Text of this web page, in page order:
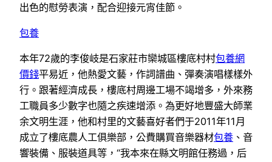
出色的慰勞表演，配合迎接元宵佳節。
包養
本年72歲的李俊岐是石家莊市欒城區樓底村村包養網
價錢平易近，他熱愛文藝，作詞譜曲、彈奏演唱樣樣外
行。跟著經濟成長，樓底村周邊工場不竭增多，外來務
工職員多少數字也隨之疾速增添。為更好地豐盛大師業
余文明生涯，他和村里的文藝喜好者們于2011年11月
成立了樓底農人工俱樂部，公費購買音樂器材包養 、音
響裝備、服裝道具等，“我本來在縣文明館任務過，后